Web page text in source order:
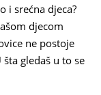
i srećna djeca?
djecom
ne postoje
gledaš u to se